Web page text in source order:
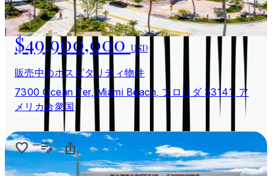
$49,900,000USD
販売中のホスピタリティ物件
7300 Ocean Ter, Miami Beach, フロリダ 33141, ア
メリカ合衆国